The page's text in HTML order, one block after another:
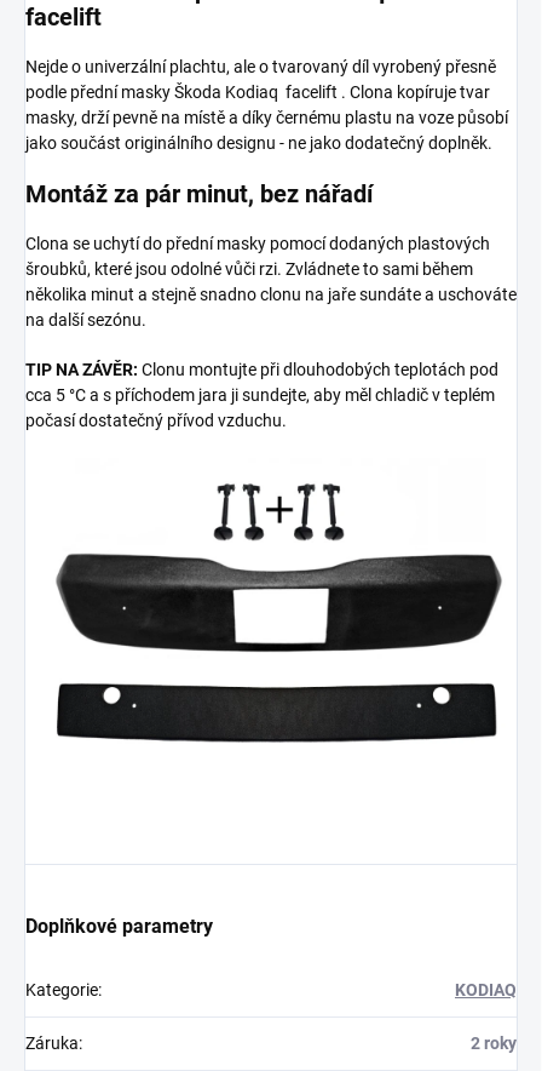
facelift
Nejde o univerzální plachtu, ale o tvarovaný díl vyrobený přesně
podle přední masky Škoda Kodiaq facelift . Clona kopíruje tvar
masky, drží pevně na místě a díky černému plastu na voze působí
jako součást originálního designu - ne jako dodatečný doplněk.
Montáž za pár minut, bez nářadí
Clona se uchytí do přední masky pomocí dodaných plastových
šroubků, které jsou odolné vůči rzi. Zvládnete to sami během
několika minut a stejně snadno clonu na jaře sundáte a uschováte
na další sezónu.
TIP NA ZÁVĚR: Clonu montujte při dlouhodobých teplotách pod
cca 5 °C a s příchodem jara ji sundejte, aby měl chladič v teplém
počasí dostatečný přívod vzduchu.
Doplňkové parametry
Kategorie: KODIAQ
Záruka: 2 roky